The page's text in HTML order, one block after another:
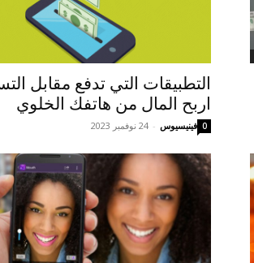
التطبيقات التي تدفع مقابل
اربح المال من هاتفك الخلوي
فينيسيوس - 24 نوفمبر 2023 0